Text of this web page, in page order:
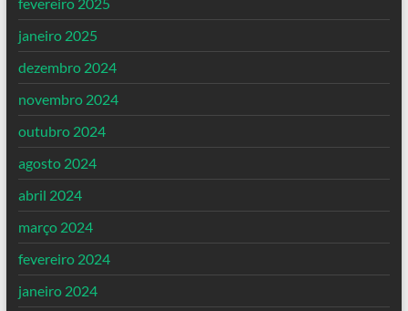
janeiro 2025
dezembro 2024
novembro 2024
outubro 2024
agosto 2024
abril 2024
março 2024
fevereiro 2024
janeiro 2024